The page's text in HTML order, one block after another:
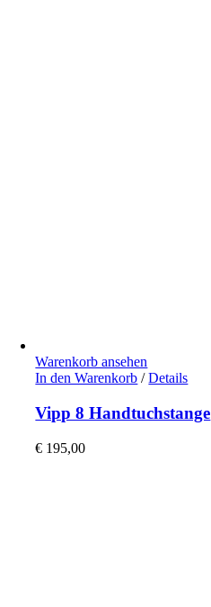
Warenkorb ansehen
In den Warenkorb / Details
Vipp 8 Handtuchstange
€ 195,00